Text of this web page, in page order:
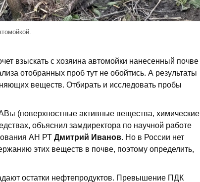
взыскать с хозяина автомойки нанесенный почве
отобранных проб тут не обойтись. А результаты
веществ. Отбирать и исследовать пробы
(поверхностные активные вещества, химические
объяснил замдиректора по научной работе
АН РТ Дмитрий Иванов. Но в России нет
этих веществ в почве, поэтому определить,
остатки нефтепродуктов. Превышение ПДК